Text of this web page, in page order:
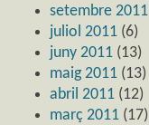
setembre 2011
juliol 2011 (6)
juny 2011 (13)
maig 2011 (13)
abril 2011 (12)
març 2011 (17)